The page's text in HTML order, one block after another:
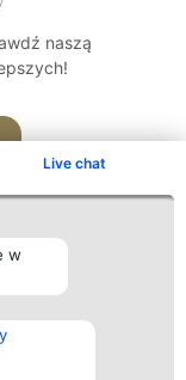
Live chat
w
naszą
Kontakt
Kontakt